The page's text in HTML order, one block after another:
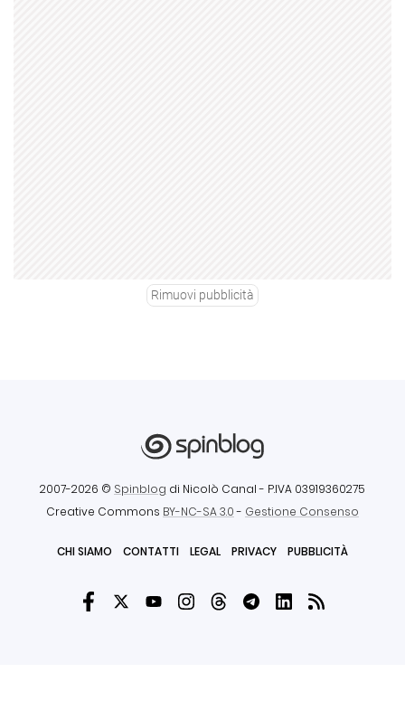
Rimuovi pubblicità
2007-2026 © Spinblog di Nicolò Canal - P.IVA 03919360275
Creative Commons BY-NC-SA 3.0- Gestione Consenso
CHI SIAMO CONTATTI LEGAL PRIVACY PUBBLICITÀ